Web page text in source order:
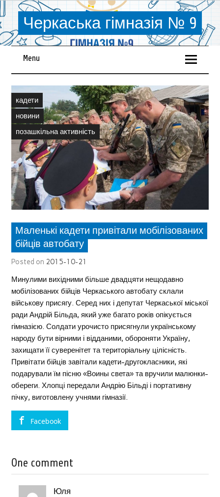
Черкаська гімназія № 9
Menu
кадети
новини
позашкільна активність
Маленькі кадети привітали мобілізованих
бійців автобату
Posted on 2015-10-21
Минулими вихідними більше двадцяти нещодавно
мобілізованих бійців Черкаського автобату склали
військову присягу. Серед них і депутат Черкаської міської
ради Андрій Більда, який уже багато років опікується
гімназією. Солдати урочисто присягнули українському
народу бути вірними і відданими, обороняти Україну,
захищати її суверенітет та територіальну цілісність.
Привітати бійців завітали кадети-другокласники, які
подарували їм пісню «Воины света» та вручили малюнки-
обереги. Хлопці передали Андрію Більді і портативну
пічку, виготовлену учнями гімназії.
Facebook
One comment
Юля